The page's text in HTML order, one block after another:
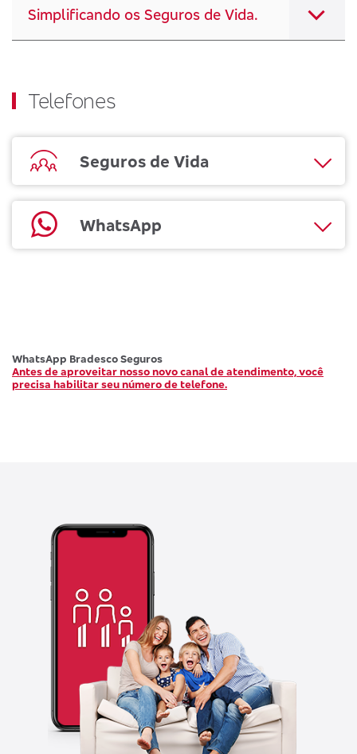
Simplificando os Seguros de Vida.
Telefones
Seguros de Vida
WhatsApp
WhatsApp Bradesco Seguros
Antes de aproveitar nosso novo canal de atendimento, você
precisa habilitar seu número de telefone.